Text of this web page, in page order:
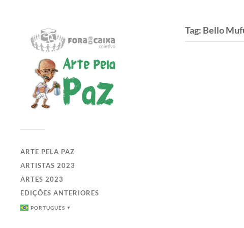
ARTE PELA PAZ
ARTISTAS 2023
ARTES 2023
EDIÇÕES ANTERIORES
PORTUGUÊS ▼
Tag: Bello